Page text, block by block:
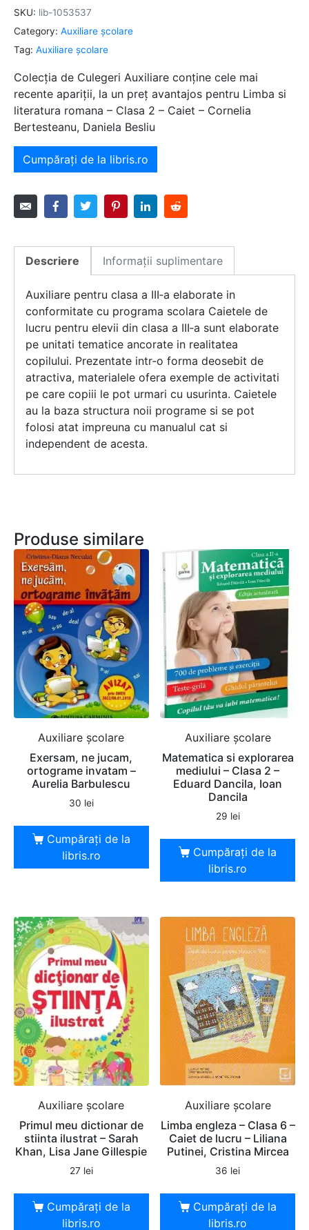
SKU: lib-1053537
Category: Auxiliare şcolare
Tag: Auxiliare şcolare
Colecția de Culegeri Auxiliare conține cele mai
recente apariții, la un preț avantajos pentru Limba si
literatura romana – Clasa 2 – Caiet – Cornelia
Bertesteanu, Daniela Besliu
Cumpărați de la libris.ro
Descriere Informații suplimentare
Auxiliare pentru clasa a III‑a elaborate in
conformitate cu programa scolara Caietele de
lucru pentru elevii din clasa a III‑a sunt elaborate
pe unitati tematice ancorate in realitatea
copilului. Prezentate intr‑o forma deosebit de
atractiva, materialele ofera exemple de activitati
pe care copiii le pot urmari cu usurinta. Caietele
au la baza structura noii programe si se pot
folosi atat impreuna cu manualul cat si
independent de acesta.
Produse similare
Auxiliare şcolare
Exersam, ne jucam,
ortograme invatam –
Aurelia Barbulescu
30 lei
Cumpărați de la
libris.ro
Auxiliare şcolare
Matematica si explorarea
mediului – Clasa 2 –
Eduard Dancila, Ioan
Dancila
29 lei
Cumpărați de la
libris.ro
Auxiliare şcolare
Primul meu dictionar de
stiinta ilustrat – Sarah
Khan, Lisa Jane Gillespie
27 lei
Cumpărați de la
libris.ro
Auxiliare şcolare
Limba engleza – Clasa 6 –
Caiet de lucru – Liliana
Putinei, Cristina Mircea
36 lei
Cumpărați de la
libris.ro